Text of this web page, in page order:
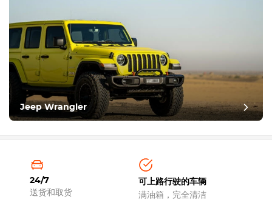
Jeep Wrangler
24/7
送货和取货
可上路行驶的车辆
满油箱，完全清洁